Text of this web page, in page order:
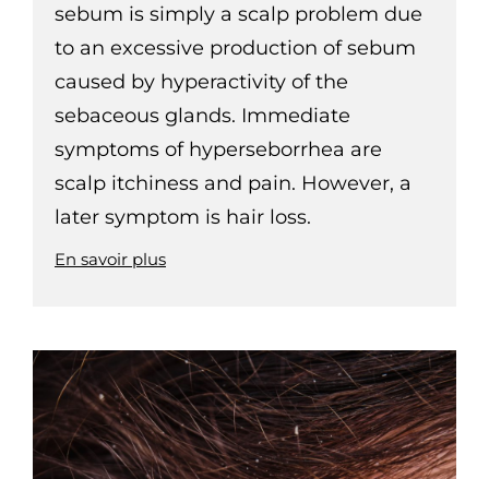
sebum is simply a scalp problem due
to an excessive production of sebum
caused by hyperactivity of the
sebaceous glands. Immediate
symptoms of hyperseborrhea are
scalp itchiness and pain. However, a
later symptom is hair loss.
En savoir plus